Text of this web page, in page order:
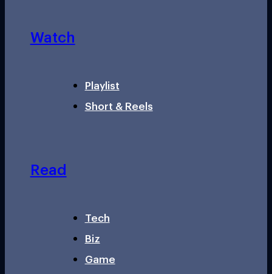
Watch
Playlist
Short & Reels
Read
Tech
Biz
Game